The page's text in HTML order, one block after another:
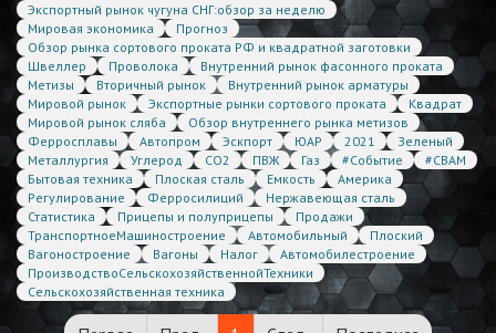
Экспортный рынок чугуна СНГ:обзор за неделю
Мировая экономика
Прогноз
Обзор рынка сортового проката РФ и квадратной заготовки
Швеллер
Проволока
Внутренний рынок фасонного проката
Метизы
Вторичный рынок
Внутренний рынок арматуры
Мировой рынок
Экспортные рынки сортового проката
Квадрат
Мировой рынок сляба
Обзор внутреннего рынка метизов
Ферросплавы
Автопром Эскпорт ЮАР 2021
Зеленый
Металлургия
Углерод CO2 ПВЖ Газ #Событие
#CBAM
Бытовая техника
Плоская сталь Емкость
Америка
Регулирование
Ферросилиций
Нержавеющая сталь
Статистика
Прицепы и полуприцепы
Продажи
ТранспортноеМашиностроение
Автомобильный
Плоский
Вагоностроение
Вагоны Налог
Автомобилестроение
ПроизводствоСельскохозяйственнойТехники
Сельскохозяйственная техника